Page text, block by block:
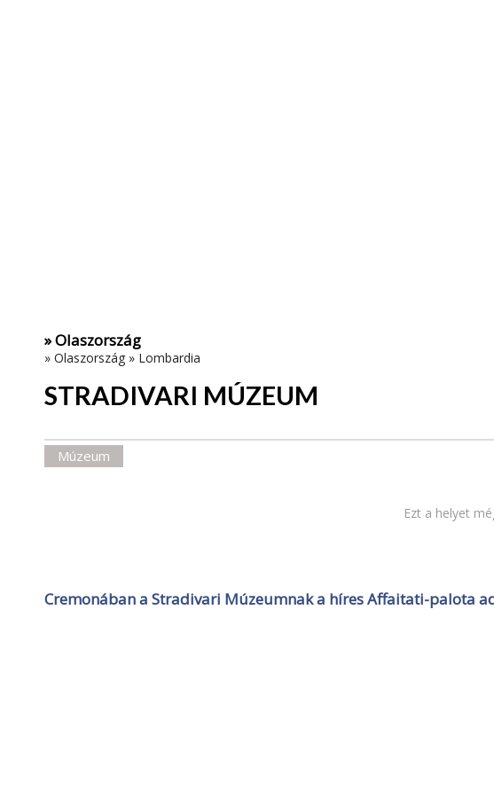
» Olaszország
» Olaszország » Lombardia
STRADIVARI MÚZEUM
Múzeum
Ezt a helyet
Cremonában a Stradivari Múzeumnak a híres Affaitati-palota